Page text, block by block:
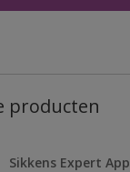
producten
Sikkens Expert App